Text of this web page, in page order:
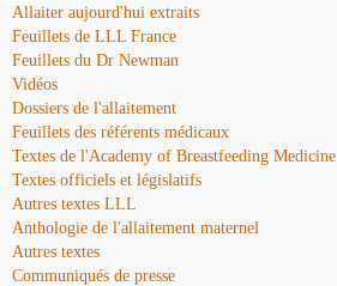
Allaiter aujourd'hui extraits
Feuillets de LLL France
Feuillets du Dr Newman
Vidéos
Dossiers de l'allaitement
Feuillets des référents médicaux
Textes de l'Academy of Breastfeeding Medicine
Textes officiels et législatifs
Autres textes LLL
Anthologie de l'allaitement maternel
Autres textes
Communiqués de presse